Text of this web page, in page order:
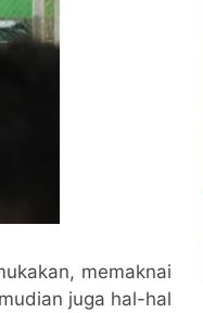
memaknai
juga hal-hal